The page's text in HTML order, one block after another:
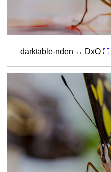
darktable-nden ↔ DxO ⛶